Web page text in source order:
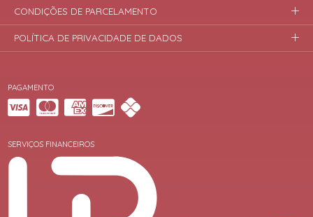
PAGAMENTO
SERVIÇOS FINANCEIROS
CONDIÇÕES DE PARCELAMENTO
POLÍTICA DE PRIVACIDADE DE DADOS